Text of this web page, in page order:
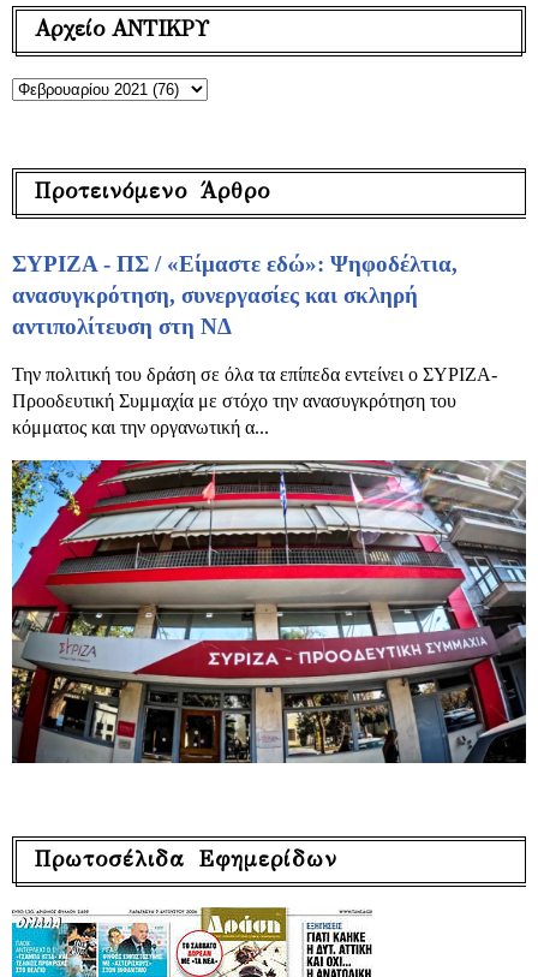
Αρχείο ΑΝΤΙΚΡΥ
Προτεινόμενο Άρθρο
ΣΥΡΙΖΑ - ΠΣ / «Είμαστε εδώ»: Ψηφοδέλτια,
ανασυγκρότηση, συνεργασίες και σκληρή
αντιπολίτευση στη ΝΔ
Την πολιτική του δράση σε όλα τα επίπεδα εντείνει ο ΣΥΡΙΖΑ-
Προοδευτική Συμμαχία με στόχο την ανασυγκρότηση του
κόμματος και την οργανωτική α...
Πρωτοσέλιδα Εφημερίδων